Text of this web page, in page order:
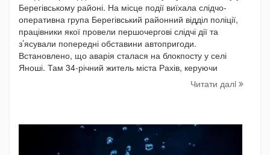
Берегівському районі. На місце події виїхала слідчо-
оперативна група Берегівський районний відділ поліції,
працівники якої провели першочергові слідчі дії та
з’ясували попередні обставини автопригоди.
Встановлено, що аварія сталася на блокпосту у селі
Яноші. Там 34-річний житель міста Рахів, керуючи
Читати далi